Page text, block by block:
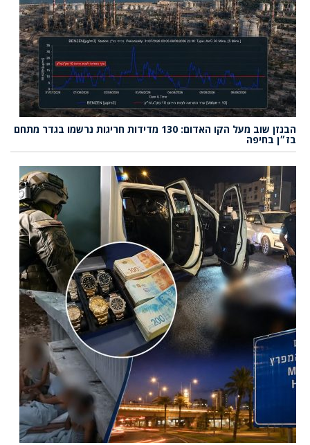
הבנזן שוב מעל הקו האדום: 130 מדידות חריגות נרשמו בגדר מתחם
בז״ן בחיפה